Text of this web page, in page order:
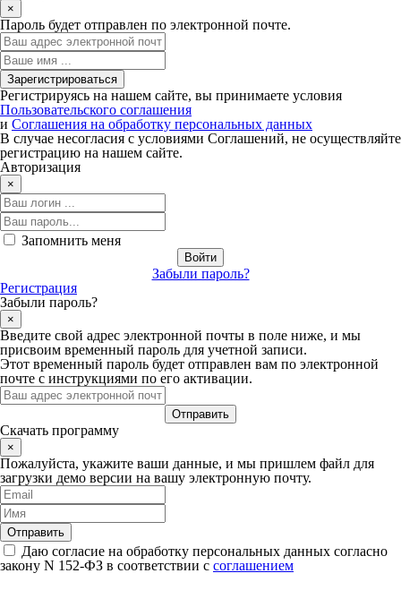
×
Пароль будет отправлен по электронной почте.
Регистрируясь на нашем сайте, вы принимаете условия
Пользовательского соглашения
и Соглашения на обработку персональных данных
В случае несогласия с условиями Соглашений, не осуществляйте
регистрацию на нашем сайте.
Авторизация
×
Запомнить меня
Забыли пароль?
Регистрация
Забыли пароль?
×
Введите свой адрес электронной почты в поле ниже, и мы
присвоим временный пароль для учетной записи.
Этот временный пароль будет отправлен вам по электронной
почте с инструкциями по его активации.
Скачать программу
×
Пожалуйста, укажите ваши данные, и мы пришлем файл для
загрузки демо версии на вашу электронную почту.
Даю согласие на обработку персональных данных согласно
закону N 152-ФЗ в соответствии с соглашением